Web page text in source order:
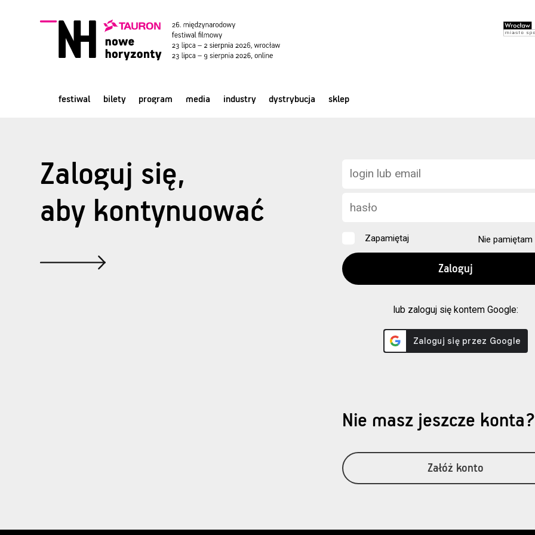
festiwal bilety program media industry dystrybucja sklep
Zaloguj się,
aby kontynuować
Zapamiętaj Nie pamiętam
lub zaloguj się kontem Google:
Nie masz jeszcze konta?
Załóż konto